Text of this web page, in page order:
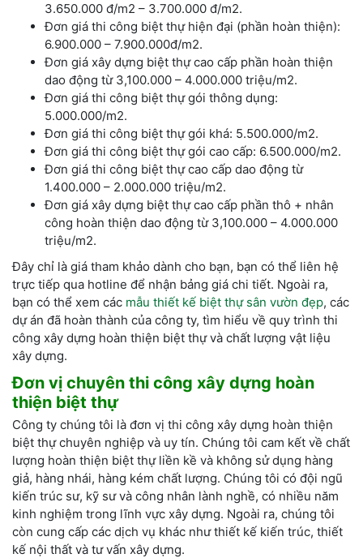
3.650.000 đ/m2 – 3.700.000 đ/m2.
Đơn giá thi công biệt thự hiện đại (phần hoàn thiện):
6.900.000 – 7.900.000đ/m2.
Đơn giá xây dựng biệt thự cao cấp phần hoàn thiện
dao động từ 3,100.000 – 4.000.000 triệu/m2.
Đơn giá thi công biệt thự gói thông dụng:
5.000.000/m2.
Đơn giá thi công biệt thự gói khá: 5.500.000/m2.
Đơn giá thi công biệt thự gói cao cấp: 6.500.000/m2.
Đơn giá thi công biệt thự cao cấp dao động từ
1.400.000 – 2.000.000 triệu/m2.
Đơn giá xây dựng biệt thự cao cấp phần thô + nhân
công hoàn thiện dao động từ 3,100.000 – 4.000.000
triệu/m2.
Đây chỉ là giá tham khảo dành cho bạn, bạn có thể liên hệ
trực tiếp qua hotline để nhận bảng giá chi tiết. Ngoài ra,
bạn có thể xem các mẫu thiết kế biệt thự sân vườn đẹp, các
dự án đã hoàn thành của công ty, tìm hiểu về quy trình thi
công xây dựng hoàn thiện biệt thự và chất lượng vật liệu
xây dựng.
Đơn vị chuyên thi công xây dựng hoàn
thiện biệt thự
Công ty chúng tôi là đơn vị thi công xây dựng hoàn thiện
biệt thự chuyên nghiệp và uy tín. Chúng tôi cam kết về chất
lượng hoàn thiện biệt thự liền kề và không sử dụng hàng
giả, hàng nhái, hàng kém chất lượng. Chúng tôi có đội ngũ
kiến trúc sư, kỹ sư và công nhân lành nghề, có nhiều năm
kinh nghiệm trong lĩnh vực xây dựng. Ngoài ra, chúng tôi
còn cung cấp các dịch vụ khác như thiết kế kiến trúc, thiết
kế nội thất và tư vấn xây dựng.